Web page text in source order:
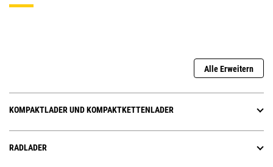
Alle Erweitern
KOMPAKTLADER UND KOMPAKTKETTENLADER
RADLADER